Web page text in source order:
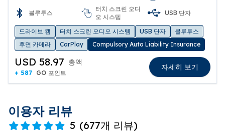
블루투스
터치 스크린 오디
오 시스템
USB 단자
드라이브 캠 터치 스크린 오디오 시스템 USB 단자
블루투스
후면 카메라
CarPlay Compulsory Auto Liability Insurance
USD 58.97 총액
+ 587 GO 포인트
자세히 보기
이용자 리뷰
5 (677개 리뷰)